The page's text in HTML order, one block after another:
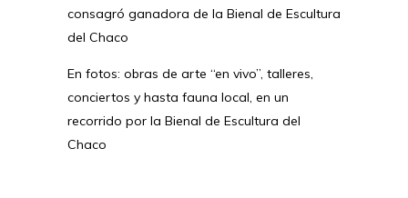
consagró ganadora de la Bienal de Escultura
del Chaco
En fotos: obras de arte “en vivo”, talleres,
conciertos y hasta fauna local, en un
recorrido por la Bienal de Escultura del
Chaco